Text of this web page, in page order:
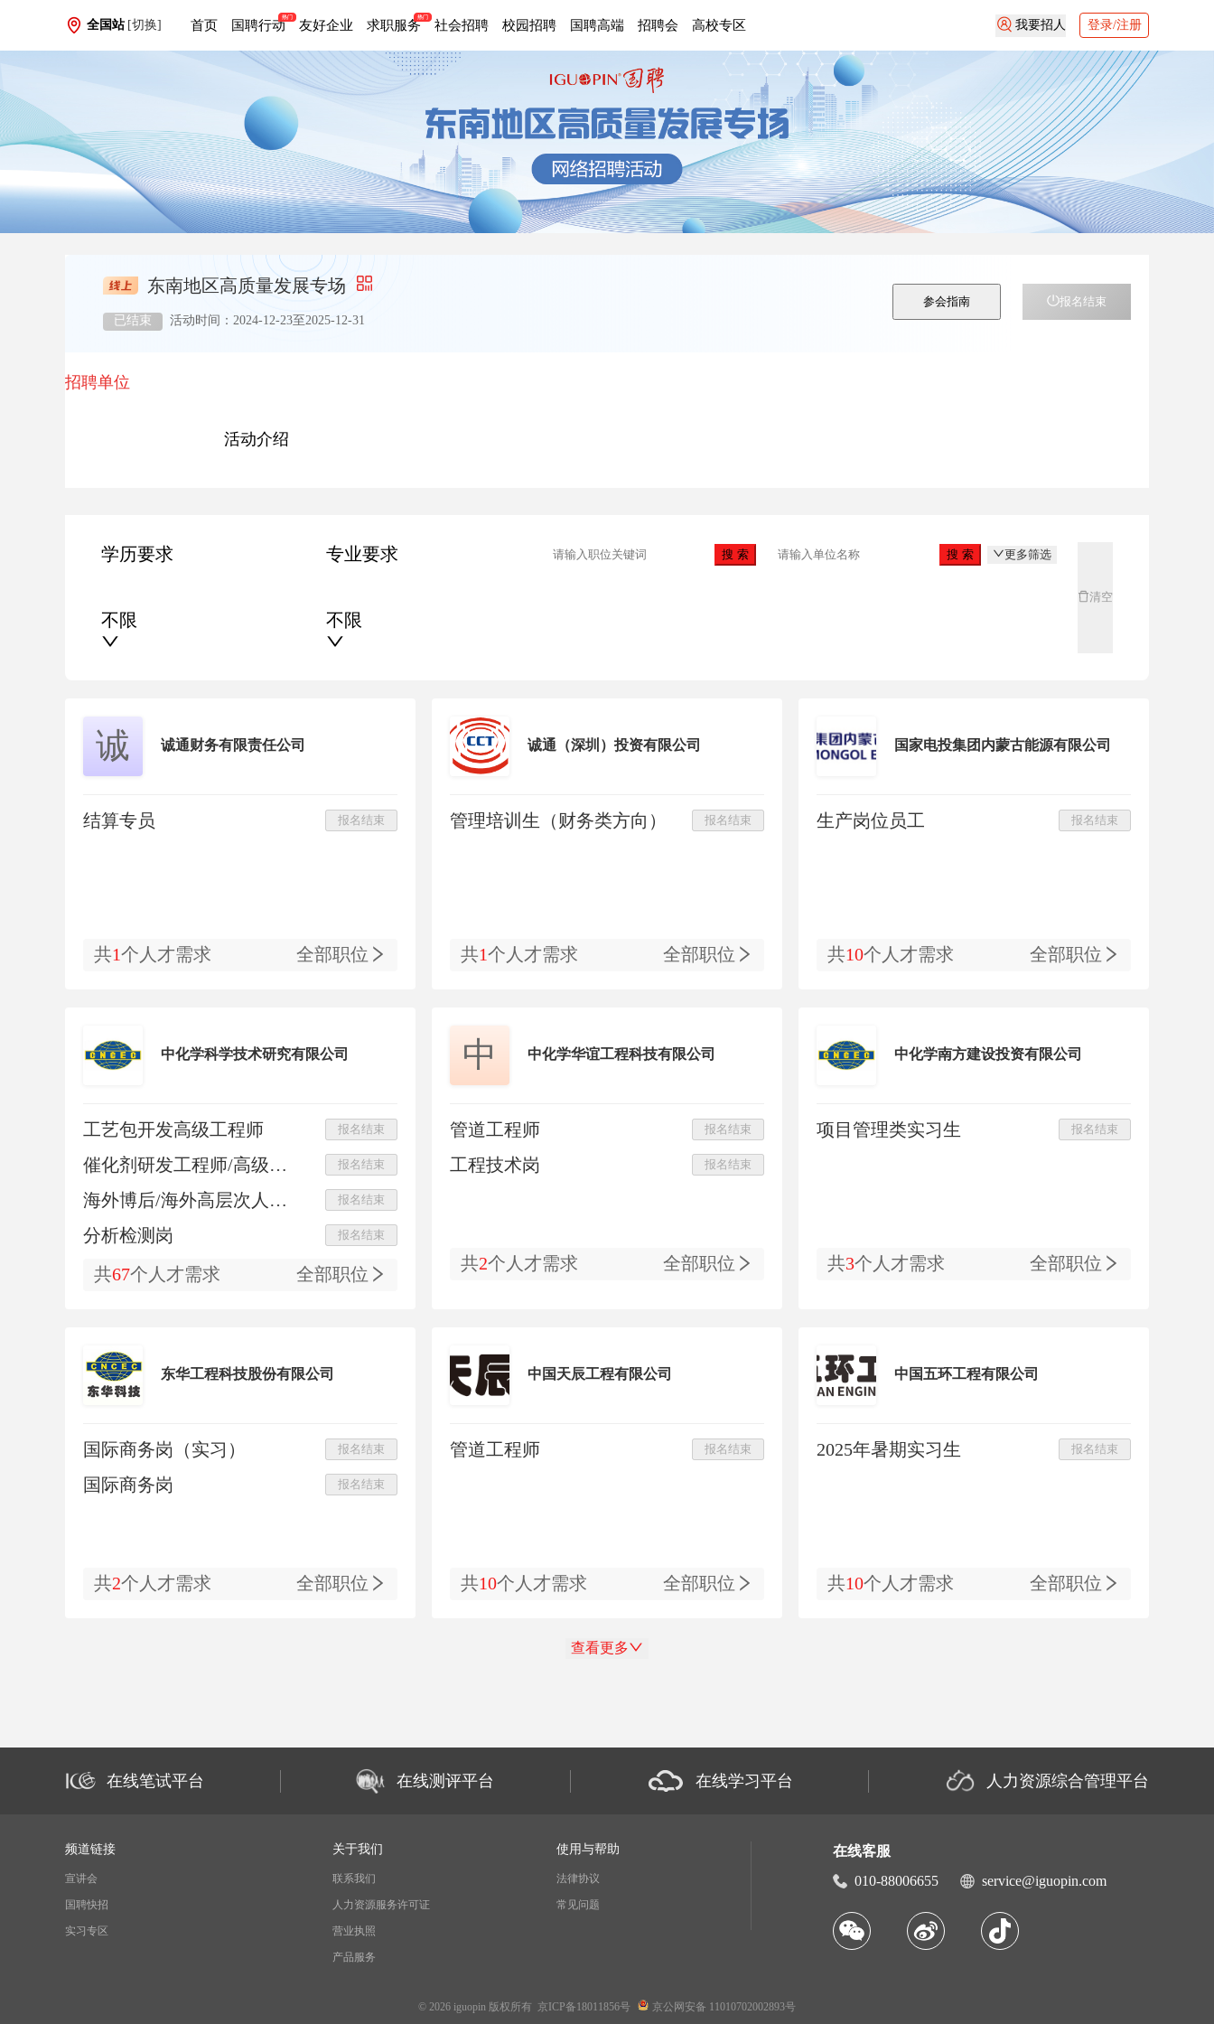
全国站 [切换] 首页 国聘行动 友好企业 求职服务 社会招聘 校园招聘 国聘高端 招聘会 高校专区 我要招人 登录/注册
东南地区高质量发展专场
已结束 活动时间： 2024-12-23至2025-12-31
参会指南 报名结束
招聘单位
活动介绍
学历要求
不限
专业要求
不限
搜 索 搜 索 更多筛选
清空
请选择单位性质 请选择行业领域 请选择职位类别
诚 诚通财务有限责任公司
结算专员 报名结束
共1个人才需求 全部职位
诚通（深圳）投资有限公司
管理培训生（财务类方向） 报名结束
共1个人才需求 全部职位
国家电投集团内蒙古能源有限公司
生产岗位员工 报名结束
共10个人才需求 全部职位
中化学科学技术研究有限公司
工艺包开发高级工程师 报名结束
催化剂研发工程师/高级工程师 报名结束
海外博后/海外高层次人才-化工新材料研发 报名结束
分析检测岗 报名结束
共67个人才需求 全部职位
中 中化学华谊工程科技有限公司
管道工程师 报名结束
工程技术岗 报名结束
共2个人才需求 全部职位
中化学南方建设投资有限公司
项目管理类实习生 报名结束
共3个人才需求 全部职位
东华工程科技股份有限公司
国际商务岗（实习） 报名结束
国际商务岗 报名结束
共2个人才需求 全部职位
中国天辰工程有限公司
管道工程师 报名结束
共10个人才需求 全部职位
中国五环工程有限公司
2025年暑期实习生 报名结束
共10个人才需求 全部职位
查看更多
在线笔试平台 在线测评平台 在线学习平台 人力资源综合管理平台
频道链接
宣讲会
国聘快招
实习专区
关于我们
联系我们
人力资源服务许可证
营业执照
产品服务
使用与帮助
法律协议
常见问题
在线客服
010-88006655
service@iguopin.com
© 2026 iguopin 版权所有 京ICP备18011856号 京公网安备 11010702002893号